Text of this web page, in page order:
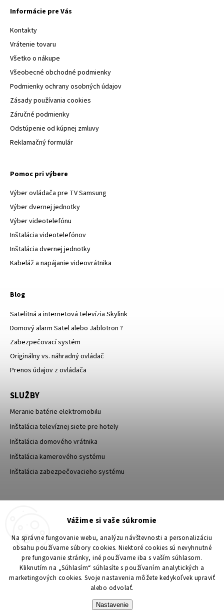
Vážime si vaše súkromie
Na správne fungovanie webu, analýzu návštevnosti a personalizáciu
obsahu používame súbory cookies. Niektoré cookies sú nevyhnutné
pre fungovanie stránky, iné používame iba s vaším súhlasom.
Kliknutím na „Súhlasím“ súhlasíte s používaním analytických a
marketingových cookies. Svoje nastavenia môžete kedykoľvek upraviť
alebo odvolať.
Nastavenie
Informácie pre Vás
Kontakty
Vrátenie tovaru
Všetko o nákupe
Všeobecné obchodné podmienky
Podmienky ochrany osobných údajov
Zásady používania cookies
Záručné podmienky
Odstúpenie od kúpnej zmluvy
Reklamačný formulár
Pomoc pri výbere
Výber ovládača pre TV Samsung
Výber dvernej jednotky
Výber videotelefónu
Inštalácia videotelefónov
Inštalácia dvernej jednotky
Kabeláž a napájanie videovrátnika
Blog
Satelitná a internetová televízia Skylink
Domový alarm Satel alebo Jablotron ?
Zabezpečovací systém
Originálny vs. náhradný ovládač
Prenos údajov z ovládača
SLUŽBY
Meranie batérie elektromobilu
Inštalácia televíznej siete pre hotely
Inštalácia domového vrátnika
Inštalácia kamerového systému
Inštalácia zabezpečovacieho systému